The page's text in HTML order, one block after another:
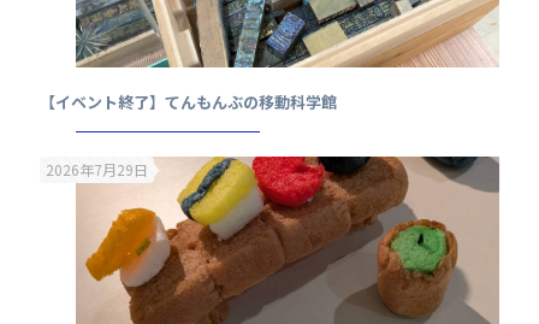
【イベント終了】てんもんぶの移動科学館
2026年7月29日